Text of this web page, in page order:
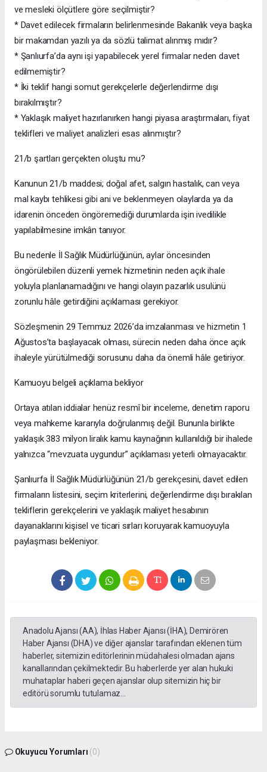
ve mesleki ölçütlere göre seçilmiştir?
* Davet edilecek firmaların belirlenmesinde Bakanlık veya başka
bir makamdan yazılı ya da sözlü talimat alınmış mıdır?
* Şanlıurfa’da aynı işi yapabilecek yerel firmalar neden davet
edilmemiştir?
* İki teklif hangi somut gerekçelerle değerlendirme dışı
bırakılmıştır?
* Yaklaşık maliyet hazırlanırken hangi piyasa araştırmaları, fiyat
teklifleri ve maliyet analizleri esas alınmıştır?
21/b şartları gerçekten oluştu mu?
Kanunun 21/b maddesi; doğal afet, salgın hastalık, can veya
mal kaybı tehlikesi gibi ani ve beklenmeyen olaylarda ya da
idarenin önceden öngöremediği durumlarda işin ivedilikle
yapılabilmesine imkân tanıyor.
Bu nedenle İl Sağlık Müdürlüğünün, aylar öncesinden
öngörülebilen düzenli yemek hizmetinin neden açık ihale
yoluyla planlanamadığını ve hangi olayın pazarlık usulünü
zorunlu hâle getirdiğini açıklaması gerekiyor.
Sözleşmenin 29 Temmuz 2026’da imzalanması ve hizmetin 1
Ağustos’ta başlayacak olması, sürecin neden daha önce açık
ihaleyle yürütülmediği sorusunu daha da önemli hâle getiriyor.
Kamuoyu belgeli açıklama bekliyor
Ortaya atılan iddialar henüz resmî bir inceleme, denetim raporu
veya mahkeme kararıyla doğrulanmış değil. Bununla birlikte
yaklaşık 383 milyon liralık kamu kaynağının kullanıldığı bir ihalede
yalnızca “mevzuata uygundur” açıklaması yeterli olmayacaktır.
Şanlıurfa İl Sağlık Müdürlüğünün 21/b gerekçesini, davet edilen
firmaların listesini, seçim kriterlerini, değerlendirme dışı bırakılan
tekliflerin gerekçelerini ve yaklaşık maliyet hesabının
dayanaklarını kişisel ve ticari sırları koruyarak kamuoyuyla
paylaşması bekleniyor.
Anadolu Ajansı (AA), İhlas Haber Ajansı (İHA), Demirören
Haber Ajansı (DHA) ve diğer ajanslar tarafından eklenen tüm
haberler, sitemizin editörlerinin müdahalesi olmadan ajans
kanallarından çekilmektedir. Bu haberlerde yer alan hukuki
muhataplar haberi geçen ajanslar olup sitemizin hiç bir
editörü sorumlu tutulamaz...
Okuyucu Yorumları (0)